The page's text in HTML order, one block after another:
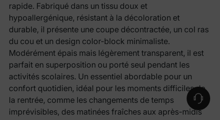
rapide. Fabriqué dans un tissu doux et
hypoallergénique, résistant à la décoloration et
durable, il présente une coupe décontractée, un col ras
du cou et un design color-block minimaliste.
Modérément épais mais légèrement transparent, il est
parfait en superposition ou porté seul pendant les
activités scolaires. Un essentiel abordable pour un
confort quotidien, idéal pour les moments difficiles de
la rentrée, comme les changements de temps
imprévisibles, des matinées fraîches aux après-midis